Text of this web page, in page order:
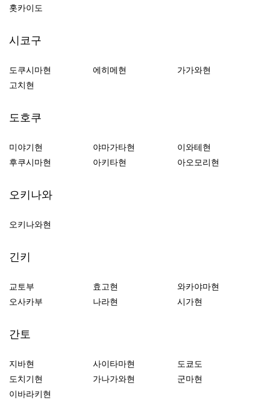
홋카이도
시코구
도쿠시마현 에히메현
가가와현
고치현
도호쿠
미야기현 야마가타현
이와테현
후쿠시마현
아키타현 아오모리현
오키나와
오키나와현
긴키
교토부 효고현
와카야마현
오사카부
나라현 시가현
간토
지바현 사이타마현
도쿄도
도치기현
가나가와현
군마현
이바라키현